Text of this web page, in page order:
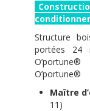
Structure
portées 24
O’portune®
Maître
11)